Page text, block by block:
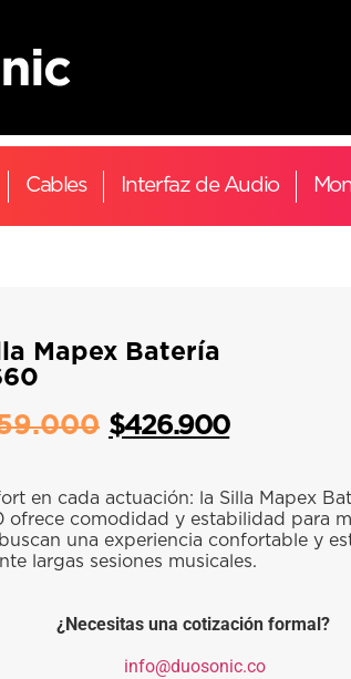
Cables Interfaz de Audio
Mapex Batería
$426.900
en cada actuación: la Silla Mapex
ofrece comodidad y estabilidad para
una experiencia confortable y
largas sesiones musicales.
¿Necesitas una cotización formal?
info@duosonic.co